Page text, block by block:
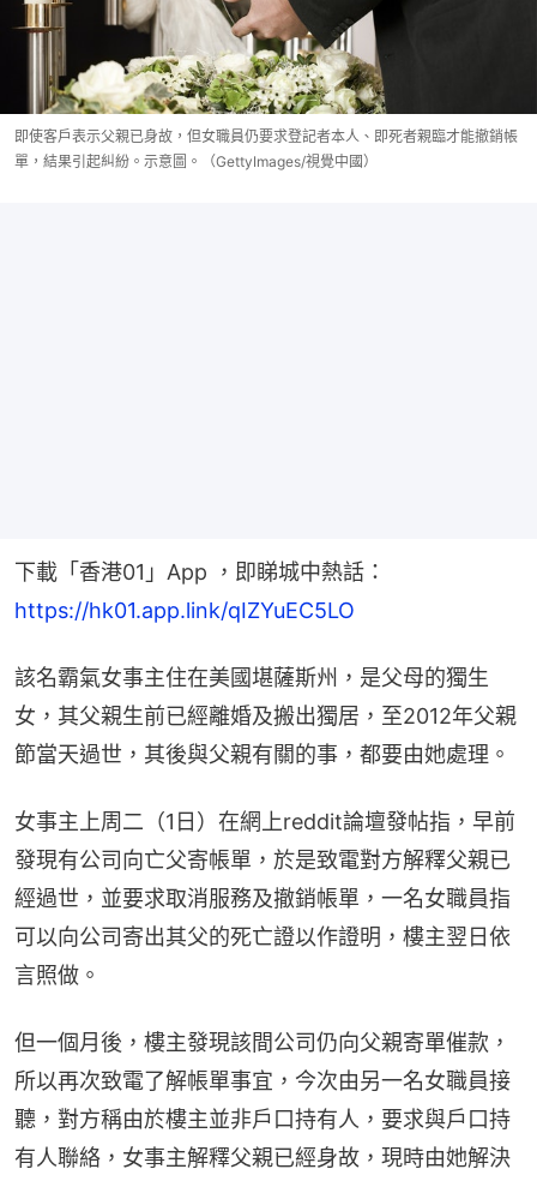
即使客戶表示父親已身故，但女職員仍要求登記者本人、即死者親臨才能撤銷帳
單，結果引起糾紛。示意圖。（GettyImages/視覺中國）
下載「香港01」App ，即睇城中熱話：
https://hk01.app.link/qIZYuEC5LO
該名霸氣女事主住在美國堪薩斯州，是父母的獨生
女，其父親生前已經離婚及搬出獨居，至2012年父親
節當天過世，其後與父親有關的事，都要由她處理。
女事主上周二（1日）在網上reddit論壇發帖指，早前
發現有公司向亡父寄帳單，於是致電對方解釋父親已
經過世，並要求取消服務及撤銷帳單，一名女職員指
可以向公司寄出其父的死亡證以作證明，樓主翌日依
言照做。
但一個月後，樓主發現該間公司仍向父親寄單催款，
所以再次致電了解帳單事宜，今次由另一名女職員接
聽，對方稱由於樓主並非戶口持有人，要求與戶口持
有人聯絡，女事主解釋父親已經身故，現時由她解決